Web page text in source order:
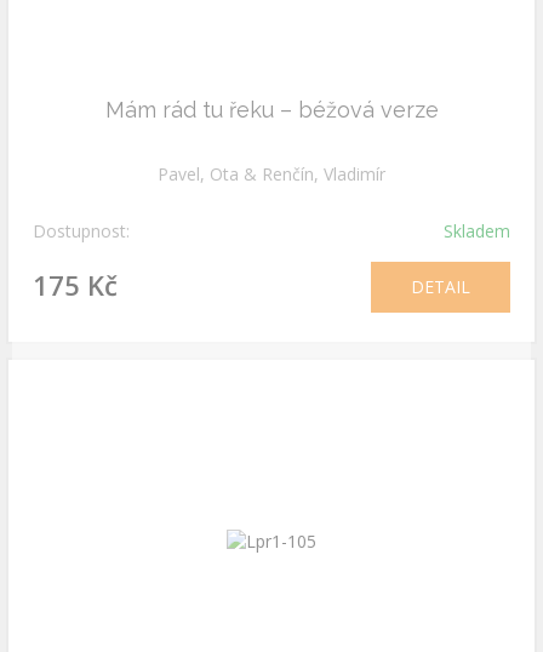
Mám rád tu řeku – béžová verze
Pavel, Ota & Renčín, Vladimír
Dostupnost: Skladem
175 Kč DETAIL